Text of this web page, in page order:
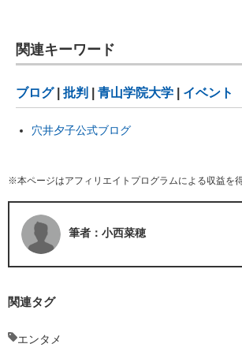
関連キーワード
ブログ| 批判 青山学院大学 イベント
穴井夕子公式ブログ
※本ページはアフィリエイトプログラムによる収益を
筆者：小西菜穂
関連タグ
エンタメ